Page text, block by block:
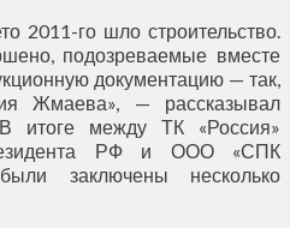
2011-го шло строительство.
подозреваемые вместе
документацию — так,
Жмаева», — рассказывал
В итоге между ТК «Россия»
РФ и ООО «СПК
заключены несколько